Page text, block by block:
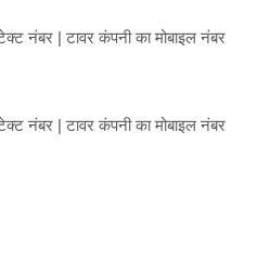
नंबर | टावर कंपनी का मोबाइल नंबर
नंबर | टावर कंपनी का मोबाइल नंबर